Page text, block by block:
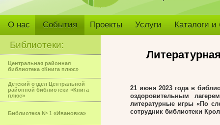
О нас События Проекты Услуги Каталоги
Библиотеки:
Центральная районная
библиотека «Книга плюс»
Детский отдел Центральной
районной библиотеки «Книга
плюс»
Библиотека № 1 «Ивановка»
21 июня 2023 года в
оздоровительным
литературные игры «По
сотрудник библиотеки